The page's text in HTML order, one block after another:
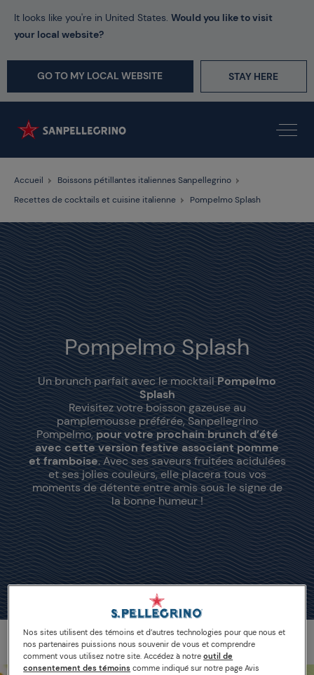
It looks like you're in United States. Would you like to visit
your local website?
GO TO MY LOCAL WEBSITE STAY HERE
Accueil
Boissons pétillantes italiennes Sanpellegrino
Recettes de cocktails et cuisine italienne
Pompelmo Splash
Pompelmo Splash
Un brunch parfait avec le mocktailPompelmo
Splash
Revisitez votre boisson gazeuse au
pamplemousse préférée, Sanpellegrino
Pompelmo,pour votre prochain brunch d’été
avec cette version festive associant pomme
et framboise. Avec ses saveurs fruitées acidulées
et ses jolies couleurs, elle placera tous vos
moments de détente entre amis sous le signe de
la bonne humeur !
Nos sites utilisent des témoins et d’autres technologies pour que nous et
nos partenaires puissions nous souvenir de vous et comprendre
comment vous utilisez notre site. Accédez à notreoutil de
consentement des témoins comme indiqué sur notre page Avis